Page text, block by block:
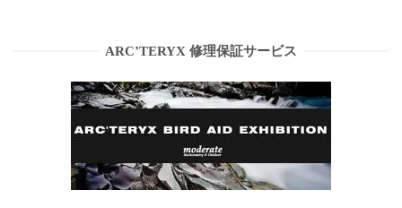
ARC’TERYX 修理保証サービス